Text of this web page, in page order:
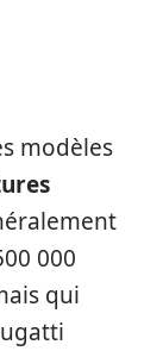
modèles
000
qui